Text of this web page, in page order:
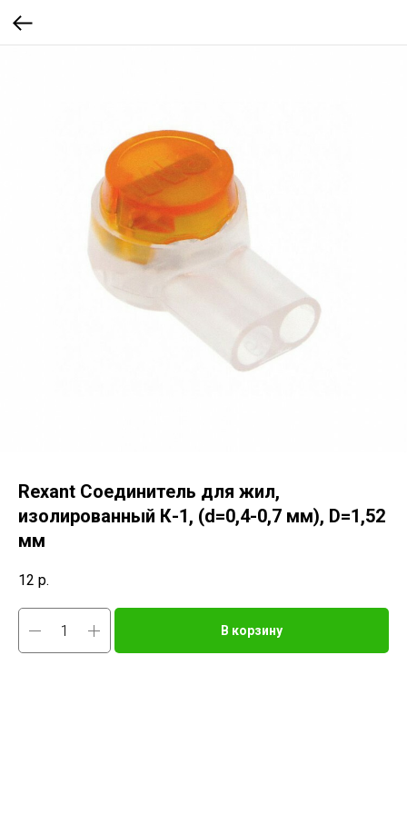
Rexant Соединитель для жил,
изолированный К-1, (d=0,4-0,7 мм), D=1,52
мм
12 р.
В корзину